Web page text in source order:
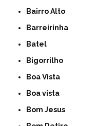
Bairro Alto
Barreirinha
Batel
Bigorrilho
Boa Vista
Boa vista
Bom Jesus